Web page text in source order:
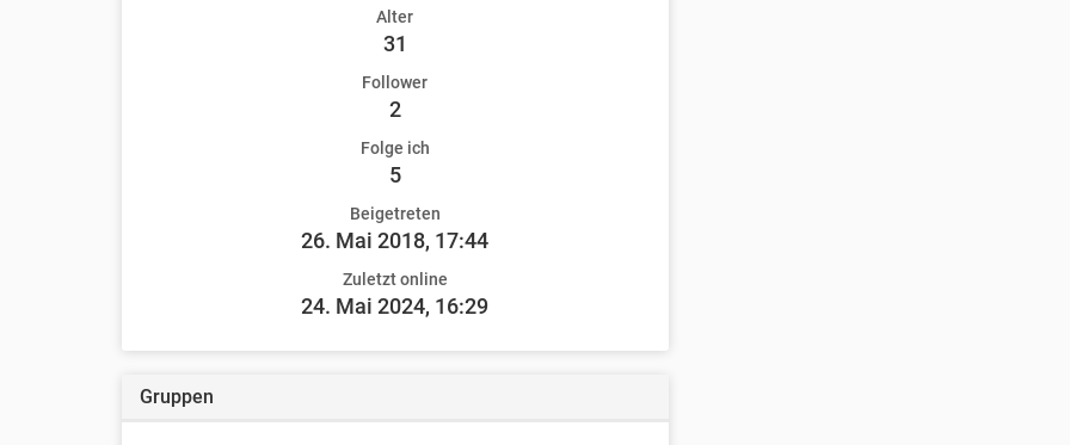
Alter
31
Follower
2
Folge ich
5
Beigetreten
26. Mai 2018, 17:44
Zuletzt online
24. Mai 2024, 16:29
Gruppen